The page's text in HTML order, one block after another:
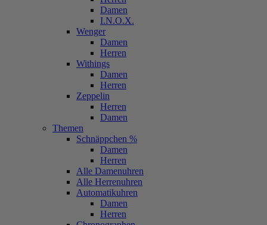
Damen
I.N.O.X.
Wenger
Damen
Herren
Withings
Damen
Herren
Zeppelin
Herren
Damen
Themen
Schnäppchen %
Damen
Herren
Alle Damenuhren
Alle Herrenuhren
Automatikuhren
Damen
Herren